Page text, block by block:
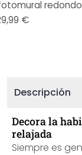
€
Descripción
Decora la
relajada
Siempre es